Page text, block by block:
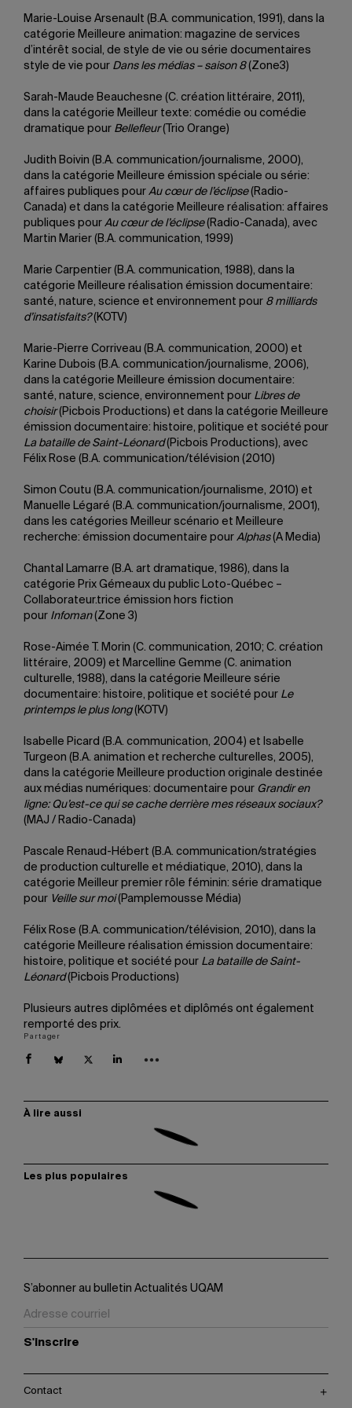
Marie-Louise Arsenault (B.A. communication, 1991), dans la
catégorie Meilleure animation: magazine de services
d’intérêt social, de style de vie ou série documentaires
style de vie pour Dans les médias – saison 8(Zone3)
Sarah-Maude Beauchesne (C. création littéraire, 2011),
dans la catégorie Meilleur texte: comédie ou comédie
dramatique pour Bellefleur(Trio Orange)
Judith Boivin (B.A. communication/journalisme, 2000),
dans la catégorie Meilleure émission spéciale ou série:
affaires publiques pour Au cœur de l’éclipse(Radio-
Canada) et dans la catégorie Meilleure réalisation: affaires
publiques pour Au cœur de l’éclipse(Radio-Canada), avec
Martin Marier (B.A. communication, 1999)
Marie Carpentier (B.A. communication, 1988), dans la
catégorie Meilleure réalisation émission documentaire:
santé, nature, science et environnement pour 8 milliards
d’insatisfaits?(KOTV)
Marie-Pierre Corriveau (B.A. communication, 2000) et
Karine Dubois (B.A. communication/journalisme, 2006),
dans la catégorie Meilleure émission documentaire:
santé, nature, science, environnement pour Libres de
choisir(Picbois Productions) et dans la catégorie Meilleure
émission documentaire: histoire, politique et société pour
La bataille de Saint-Léonard(Picbois Productions), avec
Félix Rose (B.A. communication/télévision (2010)
Simon Coutu (B.A. communication/journalisme, 2010) et
Manuelle Légaré (B.A. communication/journalisme, 2001),
dans les catégories Meilleur scénario et Meilleure
recherche: émission documentaire pour Alphas(A Media)
Chantal Lamarre (B.A. art dramatique, 1986), dans la
catégorie Prix Gémeaux du public Loto-Québec –
Collaborateur.trice émission hors fiction
pour Infoman(Zone 3)
Rose-Aimée T. Morin (C. communication, 2010; C. création
littéraire, 2009) et Marcelline Gemme (C. animation
culturelle, 1988), dans la catégorie Meilleure série
documentaire: histoire, politique et société pour Le
printemps le plus long(KOTV)
Isabelle Picard (B.A. communication, 2004) et Isabelle
Turgeon (B.A. animation et recherche culturelles, 2005),
dans la catégorie Meilleure production originale destinée
aux médias numériques: documentaire pour Grandir en
ligne: Qu’est-ce qui se cache derrière mes réseaux sociaux?
(MAJ / Radio-Canada)
Pascale Renaud-Hébert (B.A. communication/stratégies
de production culturelle et médiatique, 2010), dans la
catégorie Meilleur premier rôle féminin: série dramatique
pour Veille sur moi(Pamplemousse Média)
Félix Rose (B.A. communication/télévision, 2010), dans la
catégorie Meilleure réalisation émission documentaire:
histoire, politique et société pour La bataille de Saint-
Léonard(Picbois Productions)
Plusieurs autres diplômées et diplômés ont également
remporté des prix.
Partager
À lire aussi
Les plus populaires
S’abonner au bulletin Actualités UQAM
S'inscrire
Contact